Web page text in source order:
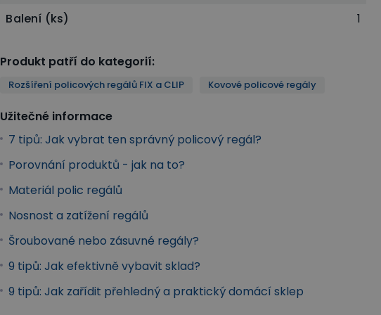
Balení (ks)
1
Produkt patří do kategorií:
Rozšíření policových regálů FIX a CLIP Kovové policové regály
Užitečné informace
7 tipů: Jak vybrat ten správný policový regál?
Porovnání produktů - jak na to?
Materiál polic regálů
Nosnost a zatížení regálů
Šroubované nebo zásuvné regály?
9 tipů: Jak efektivně vybavit sklad?
9 tipů: Jak zařídit přehledný a praktický domácí sklep